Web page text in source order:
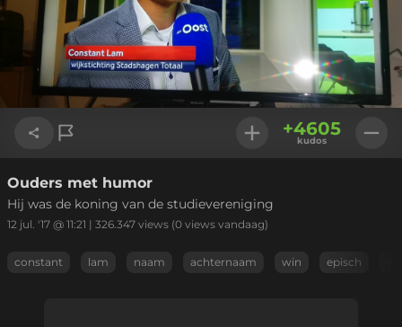
Link kopiëren
+4605
kudos
Ouders met humor
Hij was de koning van de studievereniging
12 jul. '17 @ 11:21 | 326.347 views (0 views vandaag)
constant lam naam achternaam win episch